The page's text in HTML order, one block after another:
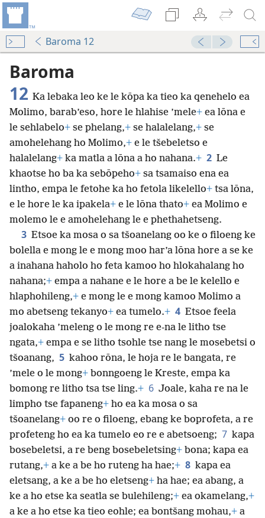
Baroma 12
Baroma
12 Ka lebaka leo ke le kōpa ka tieo ka qenehelo ea
Molimo, barab’eso, hore le hlahise ’mele+ ea lōna e
le sehlabelo+ se phelang,+ se halalelang,+ se
amohelehang ho Molimo,+ e le tšebeletso e
halalelang+ ka matla a lōna a ho nahana.+ 2 Le
khaotse ho ba ka sebōpeho+ sa tsamaiso ena ea
lintho, empa le fetohe ka ho fetola likelello+ tsa lōna,
e le hore le ka ipakela+ e le lōna thato+ ea Molimo e
molemo le e amohelehang le e phethahetseng.
3 Etsoe ka mosa o sa tšoanelang oo ke o filoeng ke
bolella e mong le e mong moo har’a lōna hore a se ke
a inahana haholo ho feta kamoo ho hlokahalang ho
nahana;+ empa a nahane e le hore a be le kelello e
hlaphohileng,+ e mong le e mong kamoo Molimo a
mo abetseng tekanyo+ ea tumelo.+ 4 Etsoe feela
joalokaha ’meleng o le mong re e-na le litho tse
ngata,+ empa e se litho tsohle tse nang le mosebetsi o
tšoanang, 5 kahoo rōna, le hoja re le bangata, re
’mele o le mong+ bonngoeng le Kreste, empa ka
bomong re litho tsa tse ling.+ 6 Joale, kaha re na le
limpho tse fapaneng+ ho ea ka mosa o sa
tšoanelang+ oo re o filoeng, ebang ke boprofeta, a re
profeteng ho ea ka tumelo eo re e abetsoeng; 7 kapa
bosebeletsi, a re beng bosebeletsing+ bona; kapa ea
rutang,+ a ke a be ho ruteng ha hae;+ 8 kapa ea
eletsang, a ke a be ho eletseng+ ha hae; ea abang, a
ke a ho etse ka seatla se bulehileng;+ ea okamelang,+
a ke a ho etse ka tieo eohle; ea bontšang mohau,+ a